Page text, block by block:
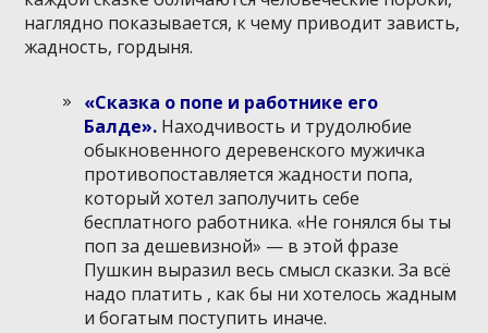
наглядно показывается, к чему приводит зависть,
жадность, гордыня.
«Сказка о попе и работнике его
Балде». Находчивость и трудолюбие
обыкновенного деревенского мужичка
противопоставляется жадности попа,
который хотел заполучить себе
бесплатного работника. «Не гонялся бы ты
поп за дешевизной» — в этой фразе
Пушкин выразил весь смысл сказки. За всё
надо платить , как бы ни хотелось жадным
и богатым поступить иначе.